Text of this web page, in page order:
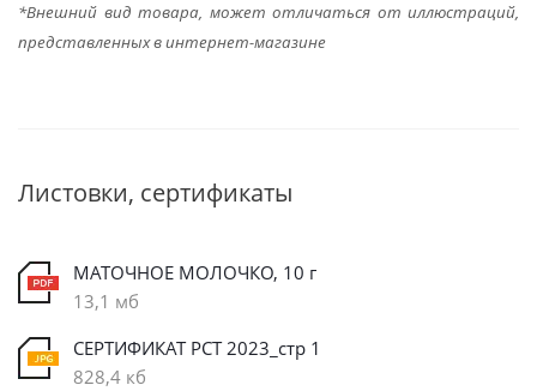
*Внешний вид товара, может отличаться от иллюстраций,
представленных в интернет-магазине
Листовки, сертификаты
МАТОЧНОЕ МОЛОЧКО, 10 г
13,1 мб
СЕРТИФИКАТ РСТ 2023_стр 1
828,4 кб